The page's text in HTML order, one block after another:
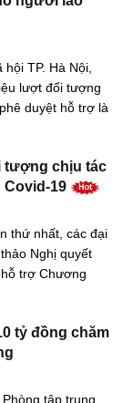
TP. Hà Nội,
lượt đối tượng
duyệt hỗ trợ là
tượng chịu tác
19
thứ nhất, các đại
Nghị quyết
trợ Chương
tỷ đồng chăm
tập trung